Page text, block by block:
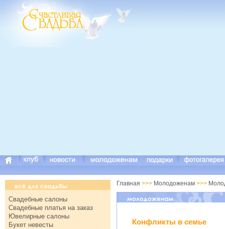
Свадебные салоны
Свадебные платья на заказ
Ювелирные салоны
Букет невесты
Главная >>> Молодоженам >>>
Конфликты в семье